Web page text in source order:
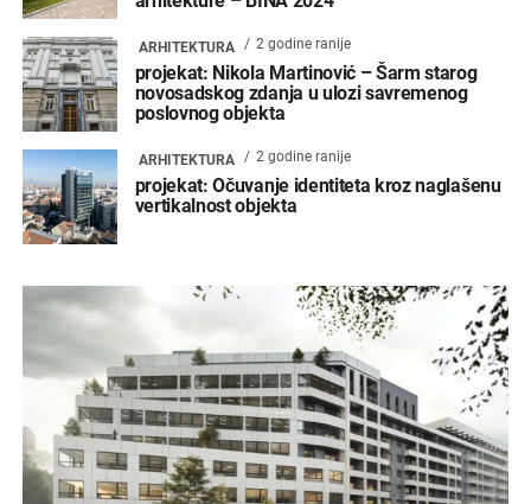
ARHITEKTURA 2 godine ranije
projekat: Nikola Martinović – Šarm starog
novosadskog zdanja u ulozi savremenog
poslovnog objekta
ARHITEKTURA 2 godine ranije
projekat: Očuvanje identiteta kroz naglašenu
vertikalnost objekta